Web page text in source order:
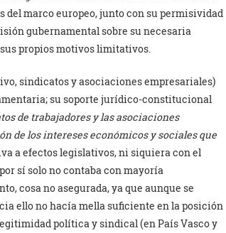
del marco europeo, junto con su permisividad
gubernamental sobre su necesaria
propios motivos limitativos.
sindicatos y asociaciones empresariales)
su soporte jurídico-constitucional
de trabajadores y las asociaciones
de los intereses económicos y sociales que
a efectos legislativos, ni siquiera con el
sí solo no contaba con mayoría
cosa no asegurada, ya que aunque se
ello no hacía mella suficiente en la posición
política y sindical (en País Vasco y